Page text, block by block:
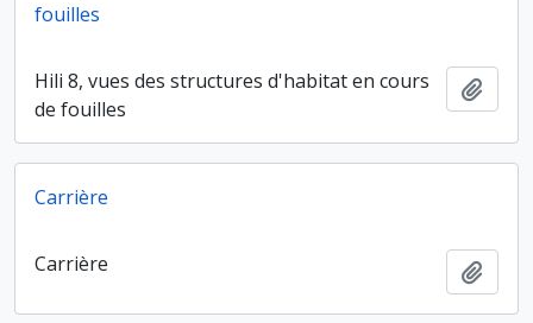
fouilles
Hili 8, vues des structures d'habitat en cours
de fouilles
Carrière
Carrière